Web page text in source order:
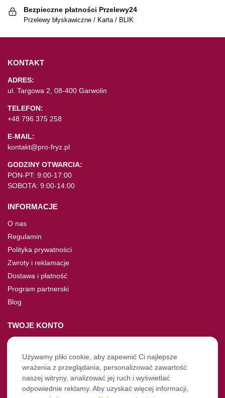
Bezpieczne płatności Przelewy24
Przelewy błyskawiczne / Karta / BLIK
KONTAKT
ADRES:
ul. Targowa 2, 08-400 Garwolin
TELEFON:
+48 796 375 258
E-MAIL:
kontakt@pro-fryz.pl
GODZINY OTWARCIA:
PON-PT: 9:00-17:00
SOBOTA: 9:00-14:00
INFORMACJE
O nas
Regulamin
Polityka prywatności
Zwroty i reklamacje
Dostawa i płatność
Program partnerski
Blog
TWOJE KONTO
Moje konto
Nie pamiętasz hasła?
Twoje zamówienia
NASZE SOCIALE
Używamy pliki cookie, aby zapewnić Ci najlepsze
wrażenia z przeglądania, personalizować zawartość
naszej witryny, analizować jej ruch i wyświetlać
odpowiednie reklamy. Aby uzyskać więcej informacji,